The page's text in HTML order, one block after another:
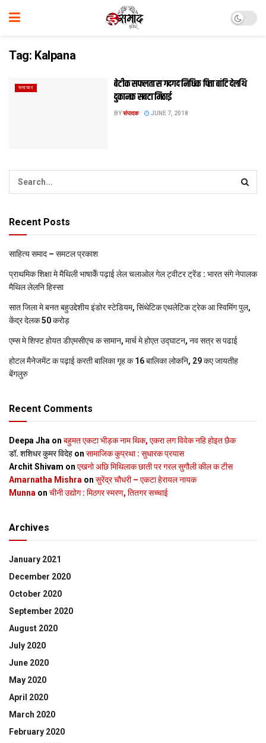
Tag: Kalpana
समाचार
बेटीक सफलता स गदगद निधिक पिता बांटि देलथि
दुकानक सबटा मिठाई
BYसंपादक JUNE 7, 2018
Recent Posts
साहित्य समाद – समटल प्रकाश
प्राथमिक शि‍क्षा मे मैथि‍ली भाषाकेँ पढ़ाई लेल चलाओल गेल ट्वीटर ट्रेंड : भारत संगे नेपालक
मैथिल लेलनि हिस्सा
सात जिला मे बनत बहुउद्देशीय इंडोर स्‍टेडि‍यम, सिंथेटिक एथलेटिक ट्रेक आ स्विमिंग पुल,
केंद्र देलक 50 करोड़
एम्स मे शिफ्ट होयत डीएमसीएच क सामान, मार्च मे होएत उद्घाटन, नव सत्र स पढाई
होटल मैनेजमेंट क पढ़ाई करती बालिका गृह क 16 बालिका लोकनि, 29 कए जायतीह
बेंगलुरु
Recent Comments
Deepa Jha on बहुमत एकटा भीड़क नाम थिक, एकरा लग विवेक नहि होइत छैक
डॉ. शशिधर कुमर विदेह on सामाजिक कुप्रथा : सुधारक प्रयास
Archit Shivam on एखनो अछि मिथिलाक छाती पर गरल सुगौली कील क टीस
Amarnatha Mishra on सुरेंद्र चौधरी – एकटा हेरायल नायक
Munna on चीनी उद्योग : मिठगर स्‍मरण, तितगर सच्‍चाई
Archives
January 2021
December 2020
October 2020
September 2020
August 2020
July 2020
June 2020
May 2020
April 2020
March 2020
February 2020